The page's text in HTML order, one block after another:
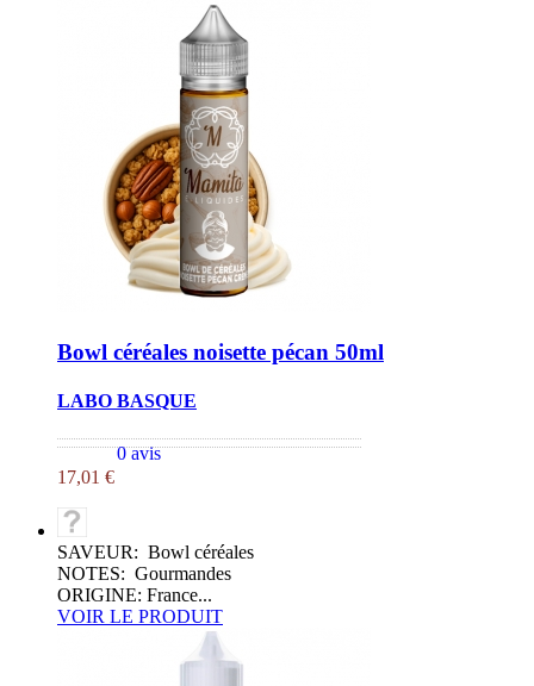
Bowl céréales noisette pécan 50ml
LABO BASQUE
0 avis
17,01 €
SAVEUR: Bowl céréales
NOTES: Gourmandes
ORIGINE: France...
VOIR LE PRODUIT